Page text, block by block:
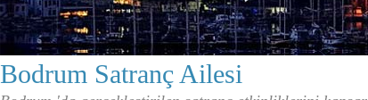
Bodrum Satranç Ailesi